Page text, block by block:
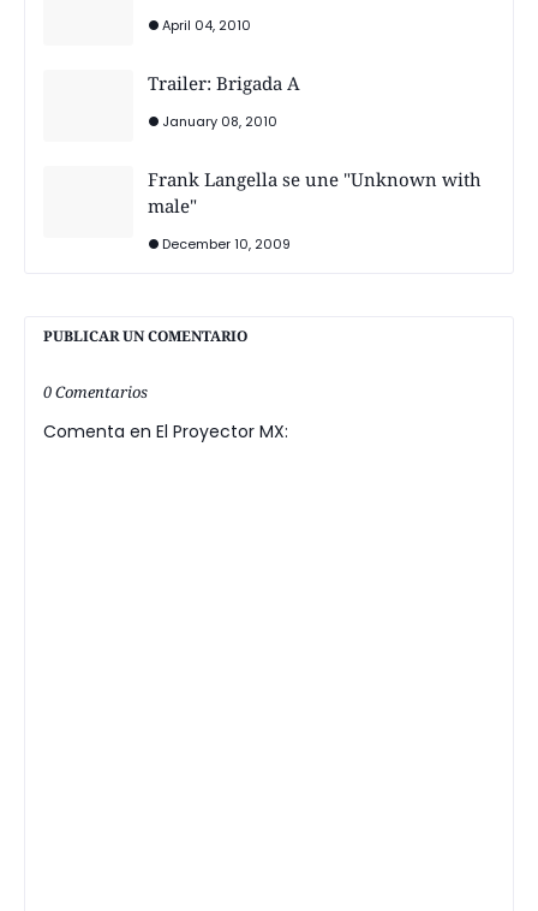
April 04, 2010
Trailer: Brigada A
January 08, 2010
Frank Langella se une "Unknown with
male"
December 10, 2009
PUBLICAR UN COMENTARIO
0 Comentarios
Comenta en El Proyector MX: